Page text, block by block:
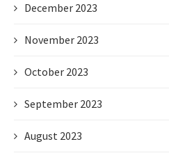
December 2023
November 2023
October 2023
September 2023
August 2023